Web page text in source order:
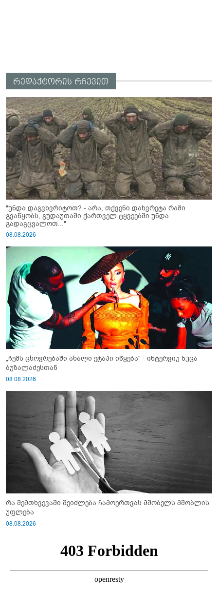
რედაქტორის რჩევით
"უნდა დაგვხვრიტოთ? - არა, თქვენი დახვრეტა რაში
გვაწყობს, გუდაუთაში ქართველ ტყვეებში უნდა
გადაგცვალოთ..."
08.08.2026
„ჩემს ცხოვრებაში ახალი ეტაპი იწყება“ - ინტერვიუ ნუცა
ბუზალაძესთან
08.08.2026
რა შემთხვევაში შეიძლება ჩამოერთვას მშობელს მშობლის
უფლება
08.08.2026